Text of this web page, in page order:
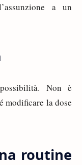
a un
Non è
modificare la dose
routine